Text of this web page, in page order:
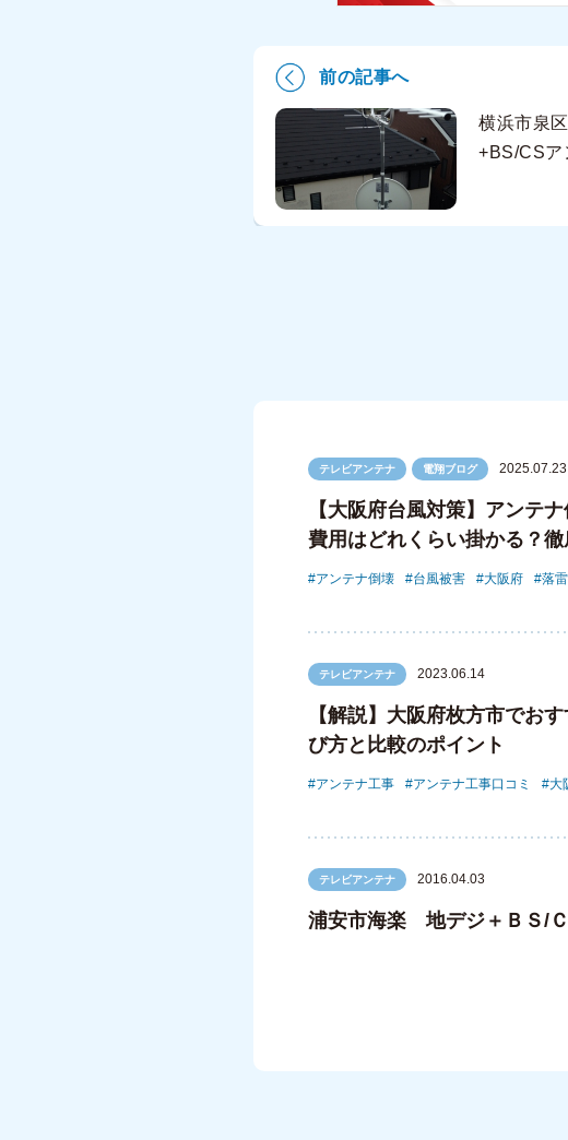
前の記事へ
横浜市泉
+BS/CSア
テレビアンテナ 電翔ブログ 2025.07.23
【大阪府台風対策】アンテ
費用はどれくらい掛かる？
アンテナ倒壊 台風被害 大阪府 落
テレビアンテナ 2023.06.14
【解説】大阪府枚方市でお
び方と比較のポイント
アンテナ工事 アンテナ工事口コミ 大
テレビアンテナ 2016.04.03
浦安市海楽 地デジ＋ＢＳ/